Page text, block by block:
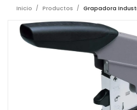
Inicio Productos Grapadora